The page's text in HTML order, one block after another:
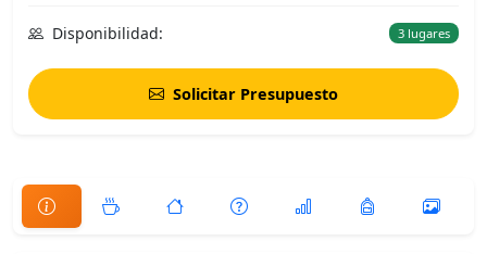
Disponibilidad: 3 lugares
Solicitar Presupuesto